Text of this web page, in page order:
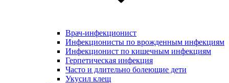
Врач-инфекционист
Инфекционисты по врожденным инфекциям
Инфекционист по кишечным инфекциям
Герпетическая инфекция
Часто и длительно болеющие дети
Укусил клещ